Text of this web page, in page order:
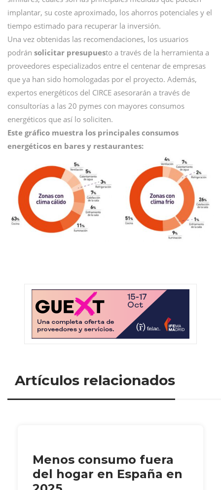
implantar, su coste aproximado, los ahorros potenciales y el
tiempo estimado para recuperar la inversión.
Una vez obtenidas las recomendaciones, los usuarios
podrán solicitar presupuesto a través de la herramienta a
proveedores especializados entre el centenar de empresas
que ya han sido homologadas por el proyecto. Además,
expertos energéticos del CIRCE asesorarán a través de
consultorías a las 20 pymes con mayores consumos
energéticos que así lo soliciten.
Este gráfico muestra los principales consumos
energéticos en bares y restaurantes:
Artículos relacionados
Menos consumo fuera
del hogar en España en